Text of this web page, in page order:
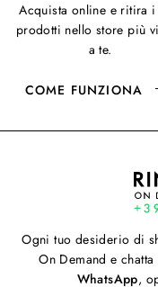
Acquista online e ritira
prodotti nello store più
a te.
COME FUNZIONA
Ogni tuo desiderio di
On Demand e
WhatsApp,